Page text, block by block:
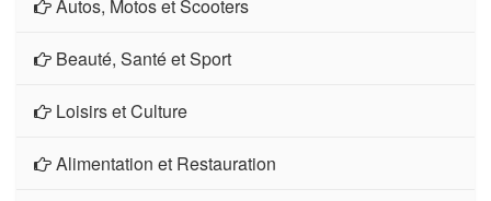
Autos, Motos et Scooters
Beauté, Santé et Sport
Loisirs et Culture
Alimentation et Restauration